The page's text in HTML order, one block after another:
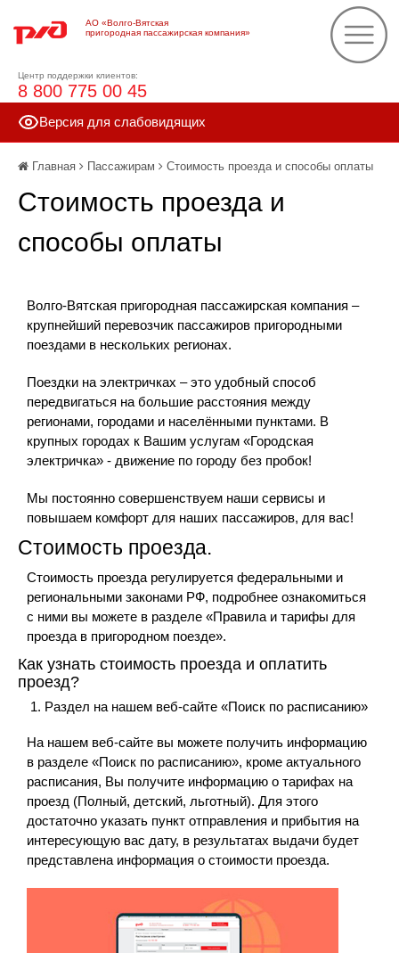
АО «Волго-Вятская
пригородная пассажирская компания»
Центр поддержки клиентов:
8 800 775 00 45
Версия для слабовидящих
Главная Пассажирам Стоимость проезда и способы оплаты
Стоимость проезда и
способы оплаты
Волго-Вятская пригородная пассажирская компания –
крупнейший перевозчик пассажиров пригородными
поездами в нескольких регионах.
Поездки на электричках – это удобный способ
передвигаться на большие расстояния между
регионами, городами и населёнными пунктами. В
крупных городах к Вашим услугам «Городская
электричка» - движение по городу без пробок!
Мы постоянно совершенствуем наши сервисы и
повышаем комфорт для наших пассажиров, для вас!
Стоимость проезда.
Стоимость проезда регулируется федеральными и
региональными законами РФ, подробнее ознакомиться
с ними вы можете в разделе «Правила и тарифы для
проезда в пригородном поезде».
Как узнать стоимость проезда и оплатить
проезд?
Раздел на нашем веб-сайте «Поиск по расписанию»
На нашем веб-сайте вы можете получить информацию
в разделе «Поиск по расписанию», кроме актуального
расписания, Вы получите информацию о тарифах на
проезд (Полный, детский, льготный). Для этого
достаточно указать пункт отправления и прибытия на
интересующую вас дату, в результатах выдачи будет
представлена информация о стоимости проезда.